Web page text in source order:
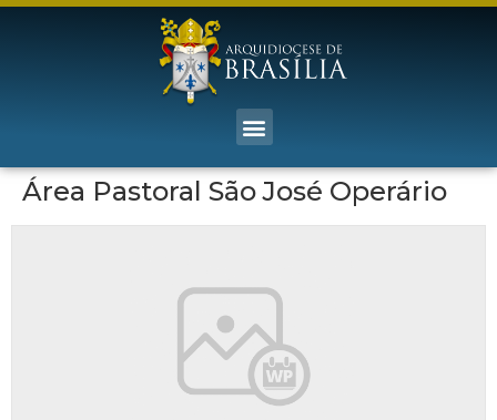
Área Pastoral São José Operário